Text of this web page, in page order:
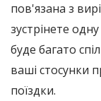
пов'язана з
зустрінете
буде багато
ваші стосунки
поїздки.